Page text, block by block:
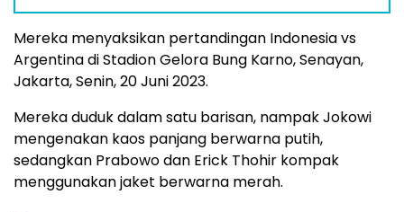
Mereka menyaksikan pertandingan Indonesia vs
Argentina di Stadion Gelora Bung Karno, Senayan,
Jakarta, Senin, 20 Juni 2023.
Mereka duduk dalam satu barisan, nampak Jokowi
mengenakan kaos panjang berwarna putih,
sedangkan Prabowo dan Erick Thohir kompak
menggunakan jaket berwarna merah.